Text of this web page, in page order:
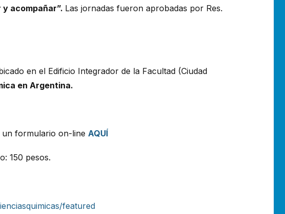
acompañar”. Las jornadas fueron aprobadas por Res.
en el Edificio Integrador de la Facultad (Ciudad
en Argentina.
formulario on-line AQUÍ
150 pesos.
featured